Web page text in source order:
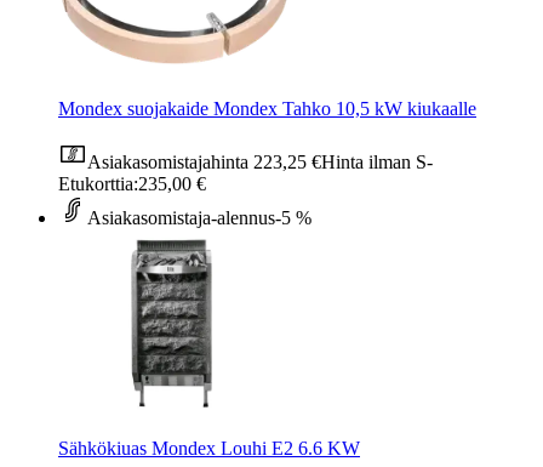
Mondex suojakaide Mondex Tahko 10,5 kW kiukaalle
Asiakasomistajahinta 223,25 €Hinta ilman S-
Etukorttia:235,00 €
Asiakasomistaja-alennus-5 %
Sähkökiuas Mondex Louhi E2 6.6 KW